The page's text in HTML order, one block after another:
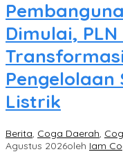
Dimulai,
Pengelolaan
Listrik
Berita, Coga Daerah,
Agustus 2026oleh Iam